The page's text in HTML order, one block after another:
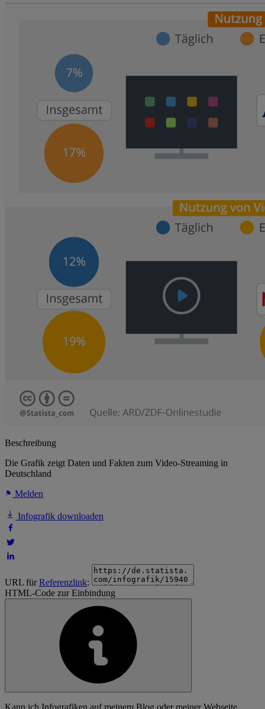
Beschreibung
Die Grafik zeigt Daten und Fakten zum Video-Streaming in
Deutschland
Melden
Infografik downloaden
URL fürReferenzlink:
HTML-Code zur Einbindung